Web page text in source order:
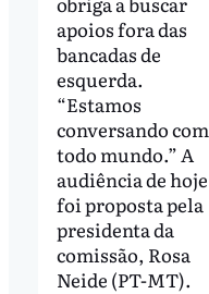
apoios fora das
bancadas de
esquerda.
“Estamos
conversando com
todo mundo.” A
audiência de hoje
foi proposta pela
presidenta da
comissão, Rosa
Neide (PT-MT).